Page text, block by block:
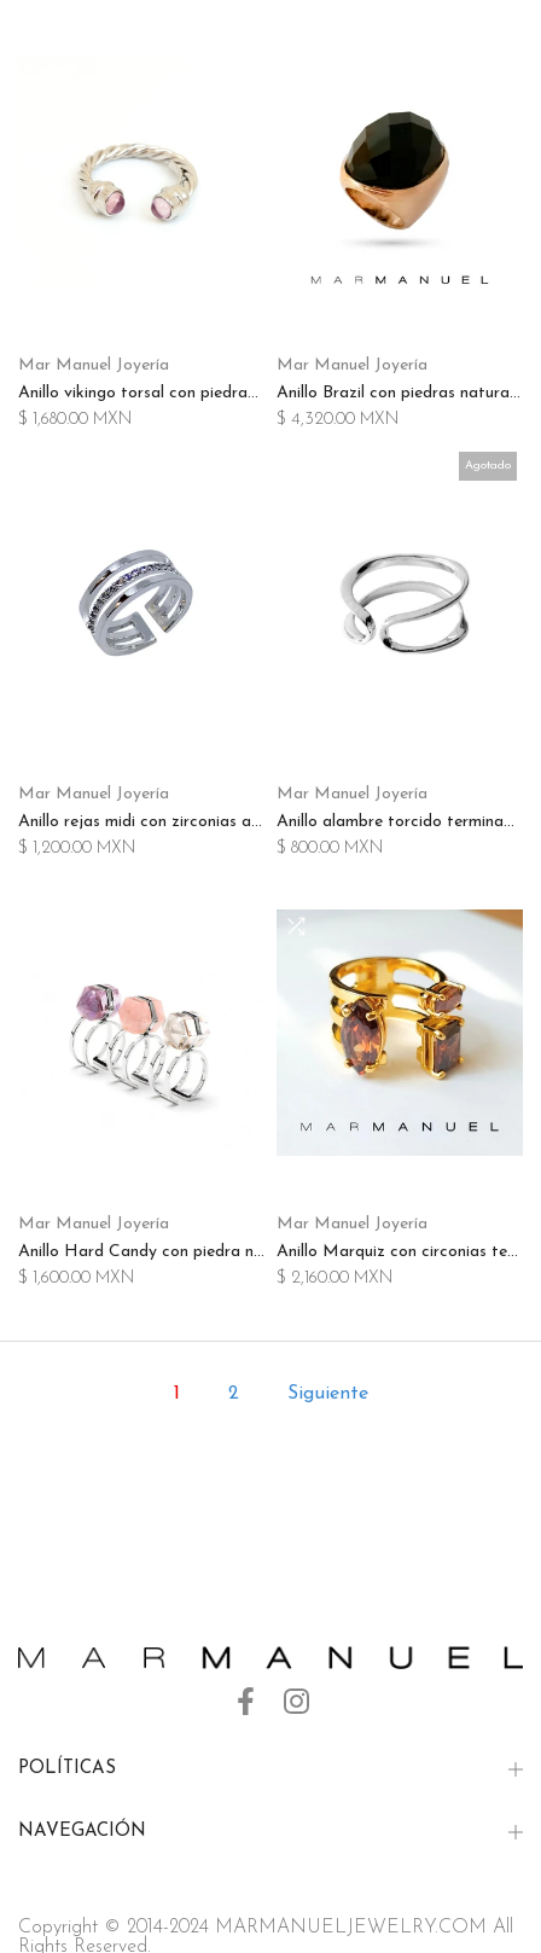
Mar Manuel Joyería
Anillo vikingo torsal con piedras naturales terminado plateado
$ 1,680.00 MXN
Mar Manuel Joyería
Anillo Brazil con piedras naturales facetadas terminado en chapa de oro 14k
$ 4,320.00 MXN
Mar Manuel Joyería
Anillo rejas midi con zirconias ajustable terminado en rodio
$ 1,200.00 MXN
Agotado
Mar Manuel Joyería
Anillo alambre torcido terminado en rodio
$ 800.00 MXN
Mar Manuel Joyería
Anillo Hard Candy con piedra natural en plata .925 + terminado en rodio
$ 1,600.00 MXN
Mar Manuel Joyería
Anillo Marquiz con circonias terminado en chapa de oro de 14K
$ 2,160.00 MXN
1 2 Siguiente
POLÍTICAS
NAVEGACIÓN
Copyright © 2014-2024 MARMANUELJEWELRY.COM All
Rights Reserved.